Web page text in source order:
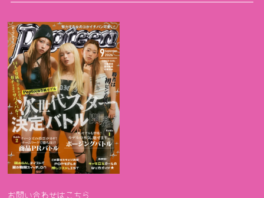
お問い合わせはこちら